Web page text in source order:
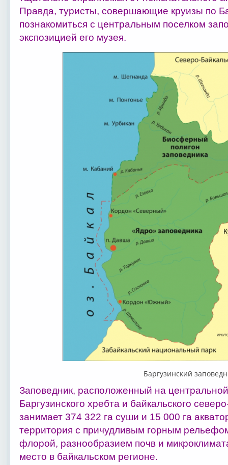
Правда, туристы, совершающие круизы по
познакомиться с центральным поселком
экспозицией его музея.
Баргузинский
Заповедник, расположенный на
Баргузинского хребта и байкальского
занимает 374 322 га суши и 15 000 га
территория с причудливым горным
флорой, разнообразием почв и
место в байкальском регионе.